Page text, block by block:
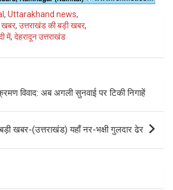
, Uttarakhand news,
खबर, उत्तराखंड की बड़ी खबर,
में, देहरादून उत्तराखंड
विवाद: अब अगली सुनवाई पर टिकी निगाहें
बड़ी खबर-(उत्तराखंड) यहाँ नर-भक्षी गुलदार ढेर